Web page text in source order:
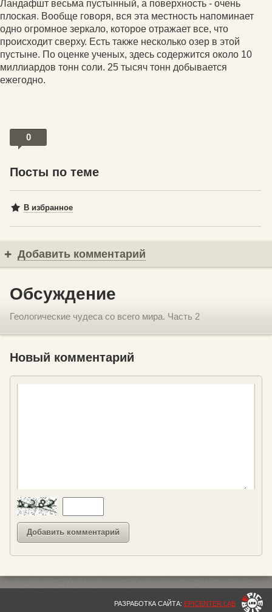
Ландафшт весьма пустынный, а поверхность - очень
плоская. Вообще говоря, вся эта местность напоминает
одно огромное зеркало, которое отражает все, что
происходит сверху. Есть также несколько озер в этой
пустыне. По оценке ученых, здесь содержится около 10
миллиардов тонн соли. 25 тысяч тонн добывается
ежегодно.
0
Посты по теме
В избранное
Добавить комментарий
Обсуждение
Геологические чудеса со всего мира. Часть 2
Новый комментарий
РАЗРАБОТКА САЙТА: EPICENTER LAB